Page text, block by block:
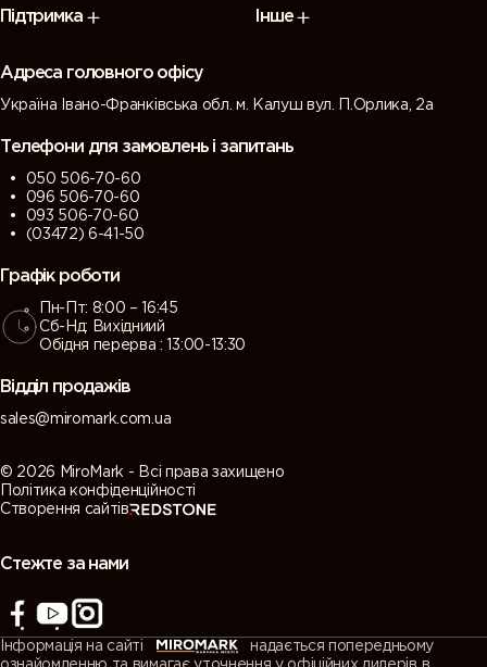
Підтримка Інше
Адреса головного офісу
Україна Івано-Франківська обл. м. Калуш вул. П.Орлика, 2а
Телефони для замовлень і запитань
050 506-70-60
096 506-70-60
093 506-70-60
(03472) 6-41-50
Графік роботи
Пн-Пт: 8:00 – 16:45
Сб-Нд: Вихідниий
Обідня перерва : 13:00-13:30
Відділ продажів
sales@miromark.com.ua
© 2026 MiroMark - Всі права захищено
Політика конфіденційності
Створення сайтів
Стежте за нами
Інформація на сайті
надається попередньому
ознайомленню та вимагає уточнення у офіційних дилерів в